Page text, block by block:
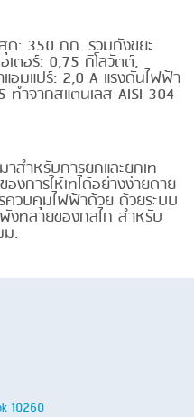
: 350 กก. รวมถังขยะ
เตอร์: 0,75 กิโลวัตต์,
อมแปร์: 2,0 A แรงดันไฟฟ้า
ำจากสแตนเลส AISI 304
สำหรับการยกและยกเท
การให้เทได้อย่างง่ายดาย
วบคุมไฟฟ้าด้วย ด้วยระบบ
ทลายของกลไก สำหรับ
ม.
10260